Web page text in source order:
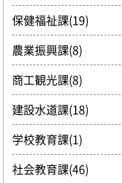
保健福祉課(19)
農業振興課(8)
商工観光課(8)
建設水道課(18)
学校教育課(1)
社会教育課(46)